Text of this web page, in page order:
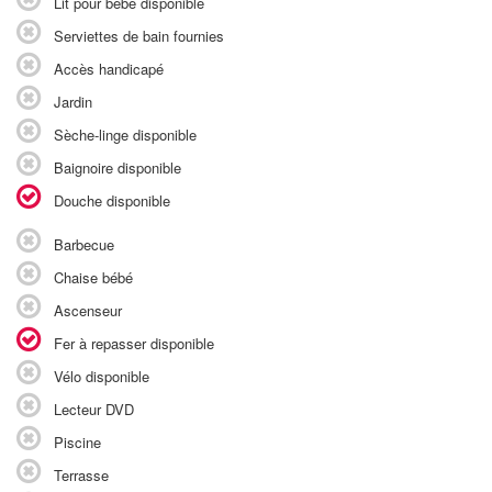
Serviettes de bain fournies
Accès handicapé
Jardin
Sèche-linge disponible
Baignoire disponible
Douche disponible
Barbecue
Chaise bébé
Ascenseur
Fer à repasser disponible
Vélo disponible
Lecteur DVD
Piscine
Terrasse